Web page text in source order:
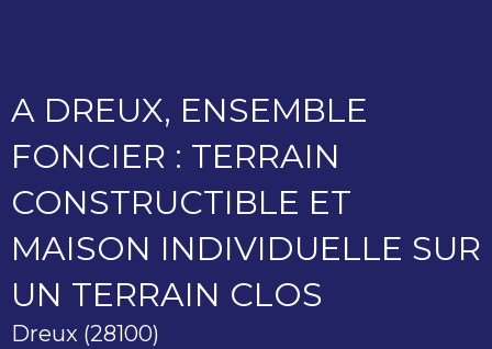
A DREUX, ENSEMBLE
FONCIER : TERRAIN
CONSTRUCTIBLE ET
MAISON INDIVIDUELLE SUR
UN TERRAIN CLOS
Dreux (28100)